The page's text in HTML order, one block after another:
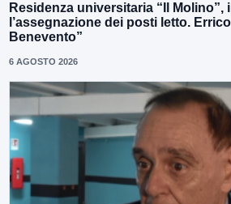
Residenza universitaria “Il
l’assegnazione dei posti letto.
Benevento”
6 AGOSTO 2026